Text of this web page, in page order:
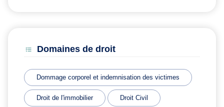
Domaines de droit
Dommage corporel et indemnisation des victimes
Droit de l'immobilier Droit Civil